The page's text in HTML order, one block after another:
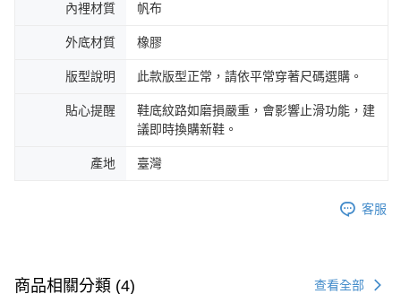
內裡材質 帆布
外底材質 橡膠
版型說明 此款版型正常，請依平常穿著尺碼選購。
貼心提醒
鞋底紋路如磨損嚴重，會影響止滑功能，建
議即時換購新鞋。
產地 臺灣
客服
商品相關分類 (4) 查看全部